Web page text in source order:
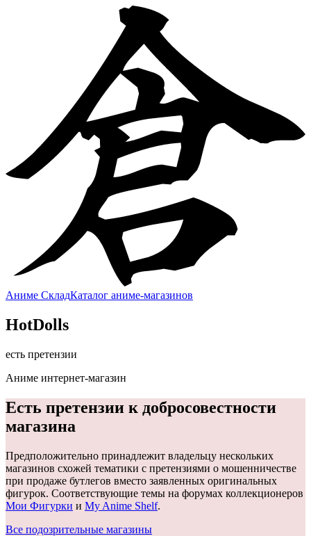
Аниме СкладКаталог аниме-магазинов
HotDolls
есть претензии
Аниме интернет-магазин
Есть претензии к добросовестности
магазина
Предположительно принадлежит владельцу нескольких
магазинов схожей тематики с претензиями о мошенничестве
при продаже бутлегов вместо заявленных оригинальных
фигурок. Соответствующие темы на форумах коллекционеров
Мои Фигурки и My Anime Shelf.
Все подозрительные магазины